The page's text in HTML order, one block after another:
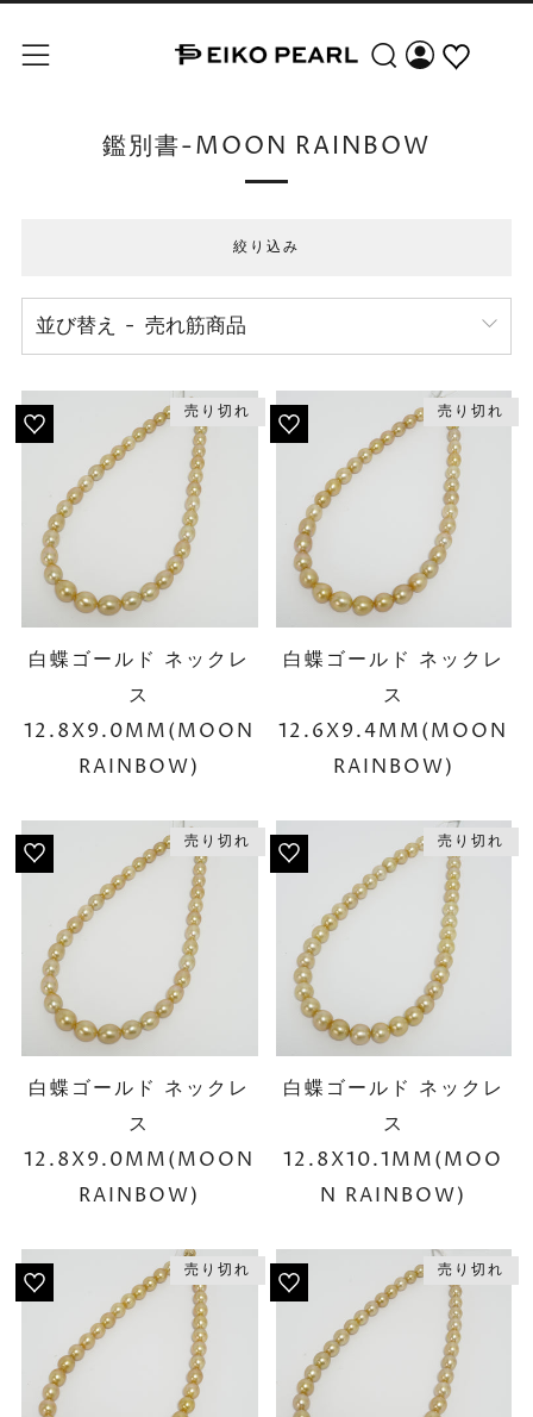
メニュー 検索
鑑別書-MOON RAINBOW
絞り込み
並び替え
売り切れ
白蝶ゴールド ネックレ
ス
12.8X9.0MM(MOON
RAINBOW)
売り切れ
白蝶ゴールド ネックレ
ス
12.6X9.4MM(MOON
RAINBOW)
売り切れ
白蝶ゴールド ネックレ
ス
12.8X9.0MM(MOON
RAINBOW)
売り切れ
白蝶ゴールド ネックレ
ス
12.8X10.1MM(MOO
N RAINBOW)
売り切れ 売り切れ